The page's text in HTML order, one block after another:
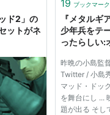
ーク／ソリダス・スネ
久子
ヒ (オタコン
)…田中秀幸
ヒ(E.E.)…山本麻里安
ド2」の
ットがネ
19 ブックマーク
『メタルギ
少年兵をテ
ったらしい:
昨晩の小島監
Twitter / 小島
マッド・ドッ
を舞台にし ...
題が出る そし